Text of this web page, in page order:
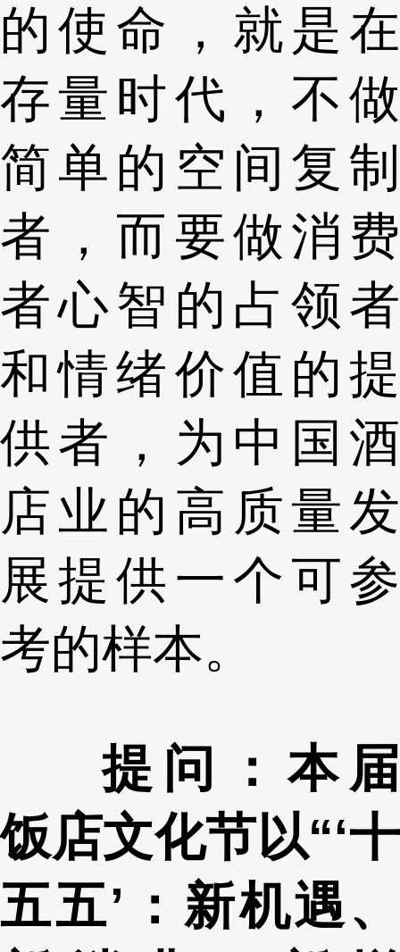
的使命，就是在
存量时代，不做
简单的空间复制
者，而要做消费
者心智的占领者
和情绪价值的提
供者，为中国酒
店业的高质量发
展提供一个可参
考的样本。
提问：本届
饭店文化节以“‘十
五五’：新机遇、